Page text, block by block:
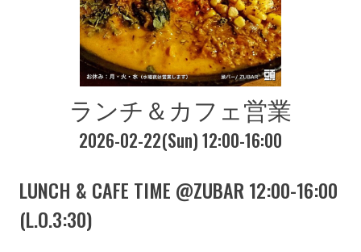
ランチ＆カフェ営業
2026-02-22(Sun) 12:00-16:00
LUNCH & CAFE TIME @ZUBAR 12:00-16:00
(L.O.3:30)